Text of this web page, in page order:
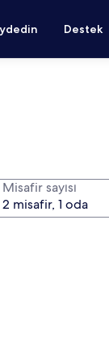
Destek
Misafir sayısı